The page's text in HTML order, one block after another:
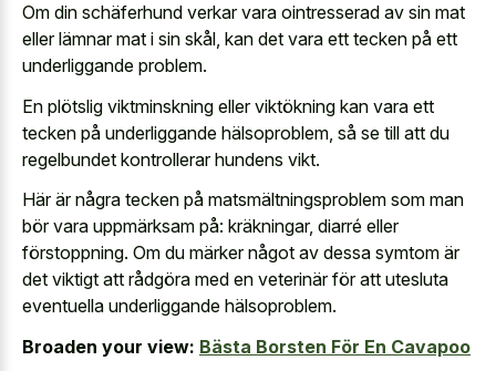
Om din schäferhund verkar vara ointresserad av sin mat
eller lämnar mat i sin skål, kan det vara ett tecken på ett
underliggande problem.
En plötslig viktminskning eller viktökning kan vara ett
tecken på underliggande hälsoproblem, så se till att du
regelbundet kontrollerar hundens vikt.
Här är några tecken på matsmältningsproblem som man
bör vara uppmärksam på: kräkningar, diarré eller
förstoppning. Om du märker något av dessa symtom är
det viktigt att rådgöra med en veterinär för att utesluta
eventuella underliggande hälsoproblem.
Broaden your view: Bästa Borsten För En Cavapoo